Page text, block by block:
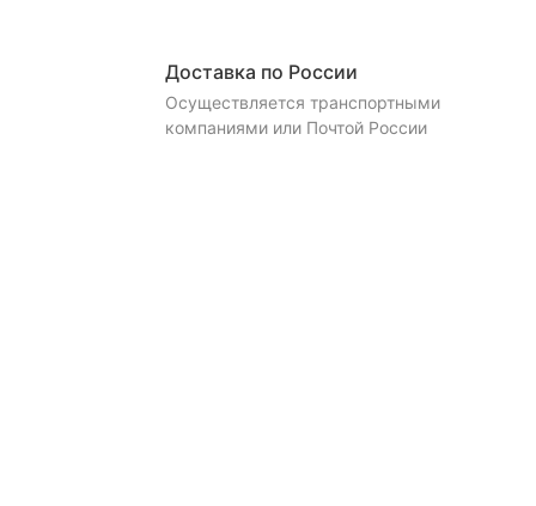
Доставка по России
Осуществляется транспортными
компаниями или Почтой России